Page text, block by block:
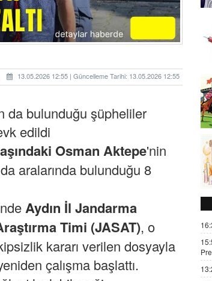
13.05.2026 12:55 | Güncelleme Tarihi: 13.05.2026 12:55
da bulunduğu şüpheliler
edildi
Osman Aktepe'nin
da aralarında bulunduğu 8
Aydın İl Jandarma
Timi (JASAT), o
kararı verilen dosyayla
çalışma başlattı.